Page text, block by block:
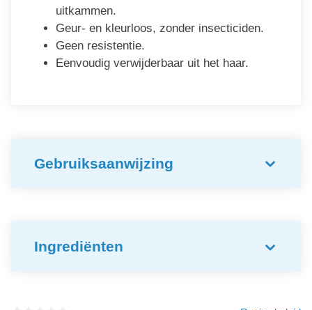
uitkammen.
Geur- en kleurloos, zonder insecticiden.
Geen resistentie.
Eenvoudig verwijderbaar uit het haar.
Gebruiksaanwijzing
Ingrediënten